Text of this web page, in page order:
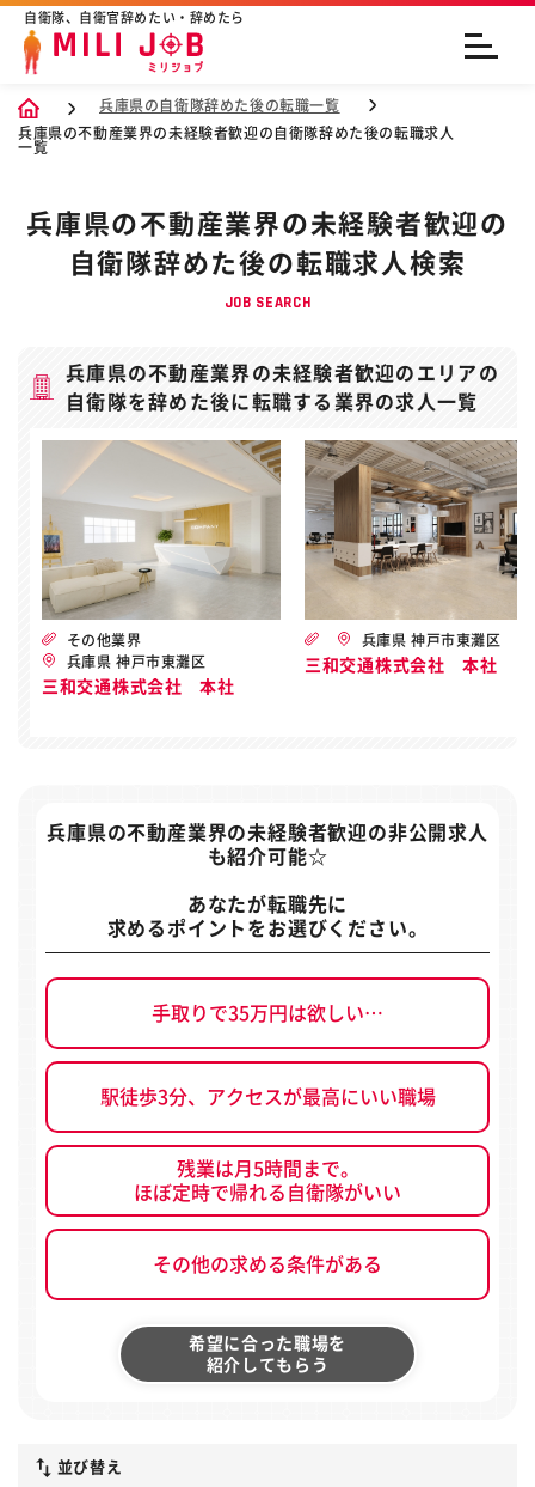
自衛隊、自衛官辞めたい・辞めたら
兵庫県の自衛隊辞めた後の転職一覧
兵庫県の不動産業界の未経験者歓迎の自衛隊辞めた後の転職求人
一覧
兵庫県の不動産業界の未経験者歓迎の
自衛隊辞めた後の転職求人検索
JOB SEARCH
兵庫県の不動産業界の未経験者歓迎のエリアの
自衛隊を辞めた後に転職する業界の求人一覧
その他業界
兵庫県 神戸市東灘区
三和交通株式会社 本社
兵庫県 神戸市東灘区
三和交通株式会社 本社
兵庫県の不動産業界の未経験者歓迎の非公開求人
も紹介可能☆
あなたが転職先に
求めるポイントをお選びください。
手取りで35万円は欲しい…
駅徒歩3分、アクセスが最高にいい職場
残業は月5時間まで。
ほぼ定時で帰れる自衛隊がいい
その他の求める条件がある
希望に合った職場を
紹介してもらう
並び替え